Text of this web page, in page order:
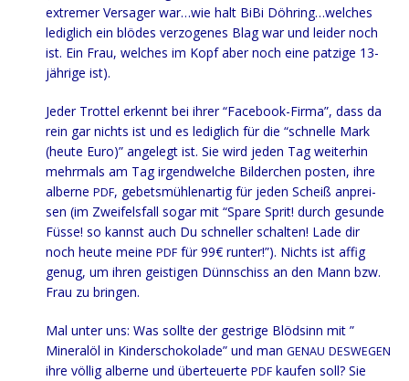
extre­mer Ver­sa­ger war…wie halt BiBi Döhring…welches
ledig­lich ein blö­des ver­zo­ge­nes Blag war und lei­der noch
ist. Ein Frau, wel­ches im Kopf aber noch eine pat­zi­ge 13-
jäh­ri­ge ist).
Jeder Trot­tel erkennt bei ihrer “Face­book-Fir­ma”, dass da
rein gar nichts ist und es ledig­lich für die “schnel­le Mark
(heu­te Euro)” ange­legt ist. Sie wird jeden Tag wei­ter­hin
mehr­mals am Tag irgend­wel­che Bil­der­chen pos­ten, ihre
alber­ne PDF, gebets­müh­len­ar­tig für jeden Scheiß anprei­
sen (im Zwei­fels­fall sogar mit “Spa­re Sprit! durch gesun­de
Füs­se! so kannst auch Du schnel­ler schal­ten! Lade dir
noch heu­te mei­ne PDF für 99€ run­ter!”). Nichts ist affig
genug, um ihren geis­ti­gen Dünn­schiss an den Mann bzw.
Frau zu bringen.
Mal unter uns: Was soll­te der gest­ri­ge Blöd­sinn mit ”
Mine­ral­öl in Kin­der­scho­ko­la­de” und man GENAU DESWEGEN
ihre völ­lig alber­ne und über­teu­er­te PDF kau­fen soll? Sie